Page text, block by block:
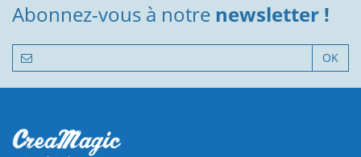
Abonnez-vous à notre newsletter !
OK